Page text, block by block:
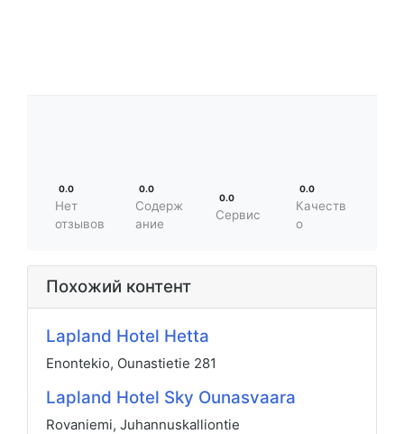
0.0
Нет
отзывов
0.0
Содерж
ание
0.0
Сервис
0.0
Качеств
о
Похожий контент
Lapland Hotel Hetta
Enontekio, Ounastietie 281
Lapland Hotel Sky Ounasvaara
Rovaniemi, Juhannuskalliontie